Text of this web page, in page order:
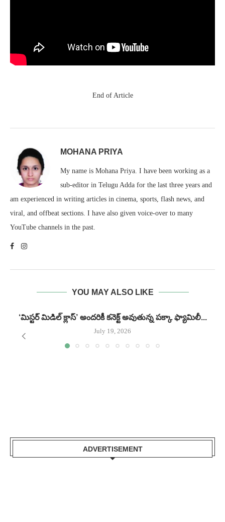
End of Article
MOHANA PRIYA
My name is Mohana Priya. I have been working as a
sub-editor in Telugu Adda for the last three years and
am experienced in writing articles in cinema, sports, flash news, and
viral, and offbeat sections. I have also given voice-over to many
YouTube channels in the past.
YOU MAY ALSO LIKE
‘మిస్టర్ మిడిల్ క్లాస్’ అందరికీ కనెక్ట్ అవుతున్న పక్కా ఫ్యామిలీ...
July 19, 2026
ADVERTISEMENT